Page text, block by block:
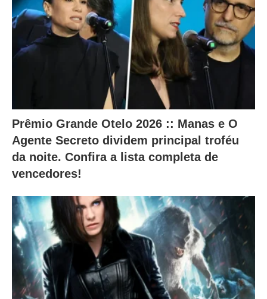
n
t
s
e
o
c
o
e
Prêmio Grande Otelo 2026 :: Manas e O
Agente Secreto dividem principal troféu
da noite. Confira a lista completa de
vencedores!